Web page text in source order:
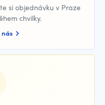
si objednávku v Praze
chvilky.